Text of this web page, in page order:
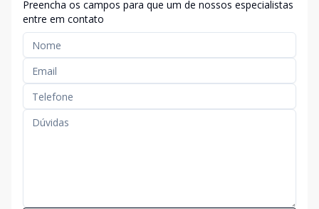
Preencha os campos para que um de nossos especialistas
entre em contato